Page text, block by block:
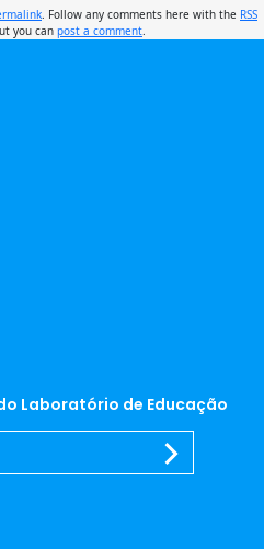
. Follow any comments here with the RSS
you can post a comment
Laboratório de Educação